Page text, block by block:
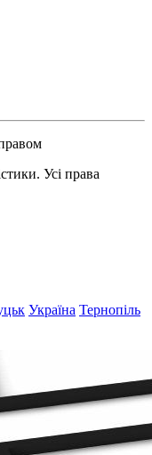
Усі права
Україна Тернопіль